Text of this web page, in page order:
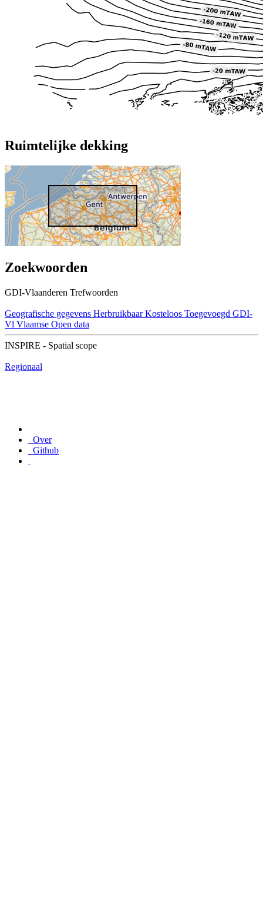
Ruimtelijke dekking
Zoekwoorden
GDI-Vlaanderen Trefwoorden
Geografische gegevens Herbruikbaar Kosteloos Toegevoegd GDI-
Vl Vlaamse Open data
INSPIRE - Spatial scope
Regionaal
Over
Github